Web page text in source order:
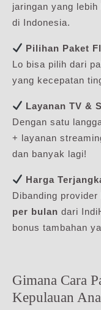
jaringan yang
di Indonesia.
Pilihan Paket
Lo bisa pilih dari
yang kecepatan
Layanan TV &
Dengan satu
+ layanan
dan banyak lagi!
Harga
Dibanding provider
per bulan dari
bonus tambahan
Gimana Cara
Kepulauan